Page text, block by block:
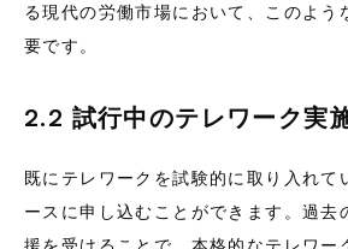
る現代の労働市場において、このよう
要です。
2.2 試行中のテレワーク実
既にテレワークを試験的に取り入れて
ースに申し込むことができます。過去
援を受けることで、本格的なテレワー